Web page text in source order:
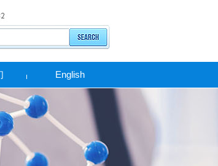
English